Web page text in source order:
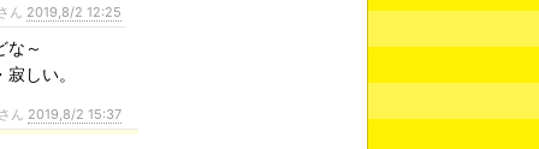
ん 2019,8/2 12:25
な～
しい。
ん 2019,8/2 15:37